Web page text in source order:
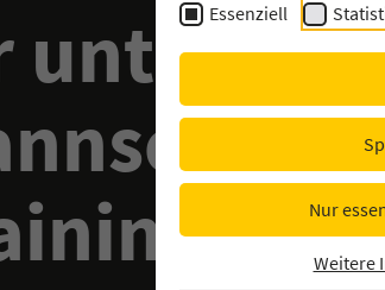
Essenziell
Nur
Weitere